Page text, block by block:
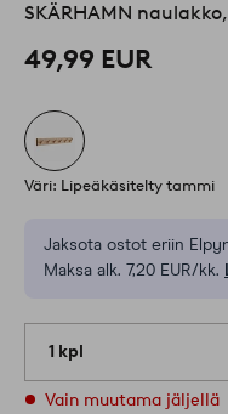
SKÄRHAMN
49,99 EUR
Väri: Lipeäkäsitelty tammi
Jaksota ostot eriin
Maksa alk. 7,20 EUR/kk.
1 kpl
Vain muutama jäljellä